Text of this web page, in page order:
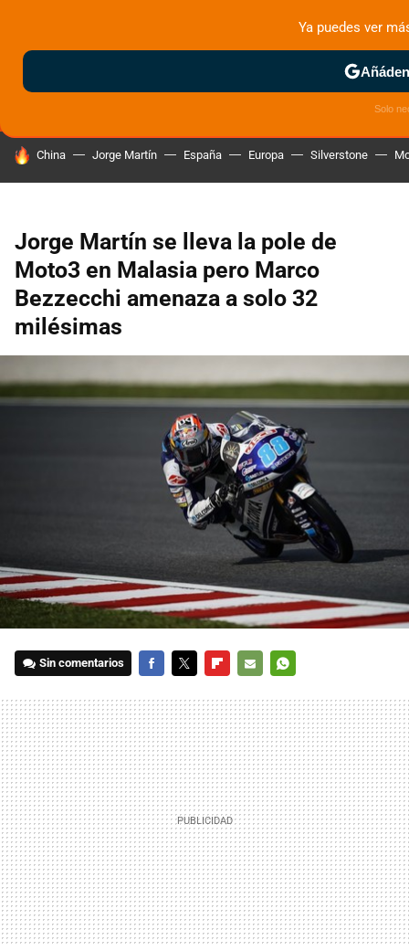
MENÚ NUEVO
MOTOS ELÉCTRICAS
HOY SE HABLA DE
China Jorge Martín España Europa Silverstone
Jorge Martín se lleva la pole de
Moto3 en Malasia pero Marco
Bezzecchi amenaza a solo 32
milésimas
Sin comentarios
MAIL
Ya puedes ver
Solo